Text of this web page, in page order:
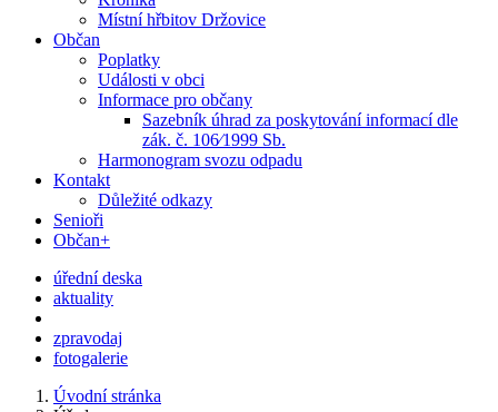
Místní hřbitov Držovice
Občan
Poplatky
Události v obci
Informace pro občany
Sazebník úhrad za poskytování informací dle
zák. č. 106⁄1999 Sb.
Harmonogram svozu odpadu
Kontakt
Důležité odkazy
Senioři
Občan+
úřední deska
aktuality
zpravodaj
fotogalerie
Úvodní stránka